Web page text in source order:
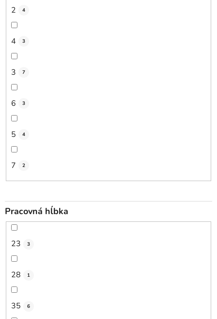
2 4
4 3
3 7
6 3
5 4
7 2
Pracovná hĺbka
23 3
28 1
35 6